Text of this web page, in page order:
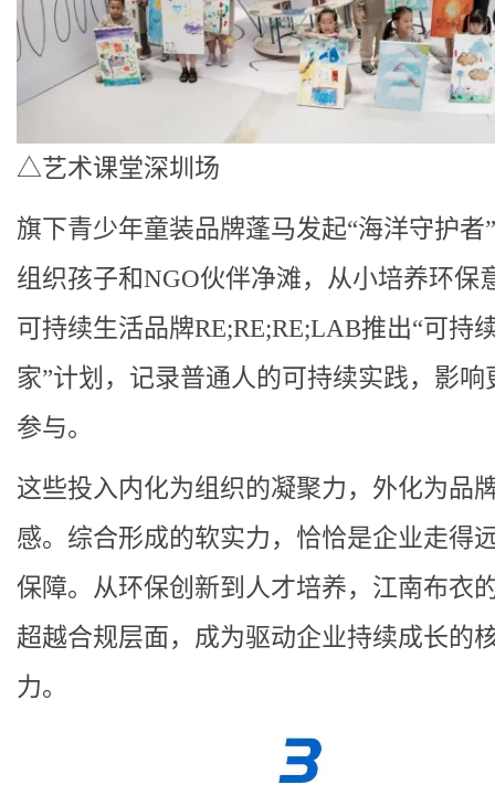
△艺术课堂深圳场
旗下青少年童装品牌蓬马发起“海洋守护者
组织孩子和NGO伙伴净滩，从小培养环保
可持续生活品牌RE;RE;RE;LAB推出“可持
家”计划，记录普通人的可持续实践，影响
参与。
这些投入内化为组织的凝聚力，外化为品
感。综合形成的软实力，恰恰是企业走得
保障。从环保创新到人才培养，江南布衣
超越合规层面，成为驱动企业持续成长的
力。